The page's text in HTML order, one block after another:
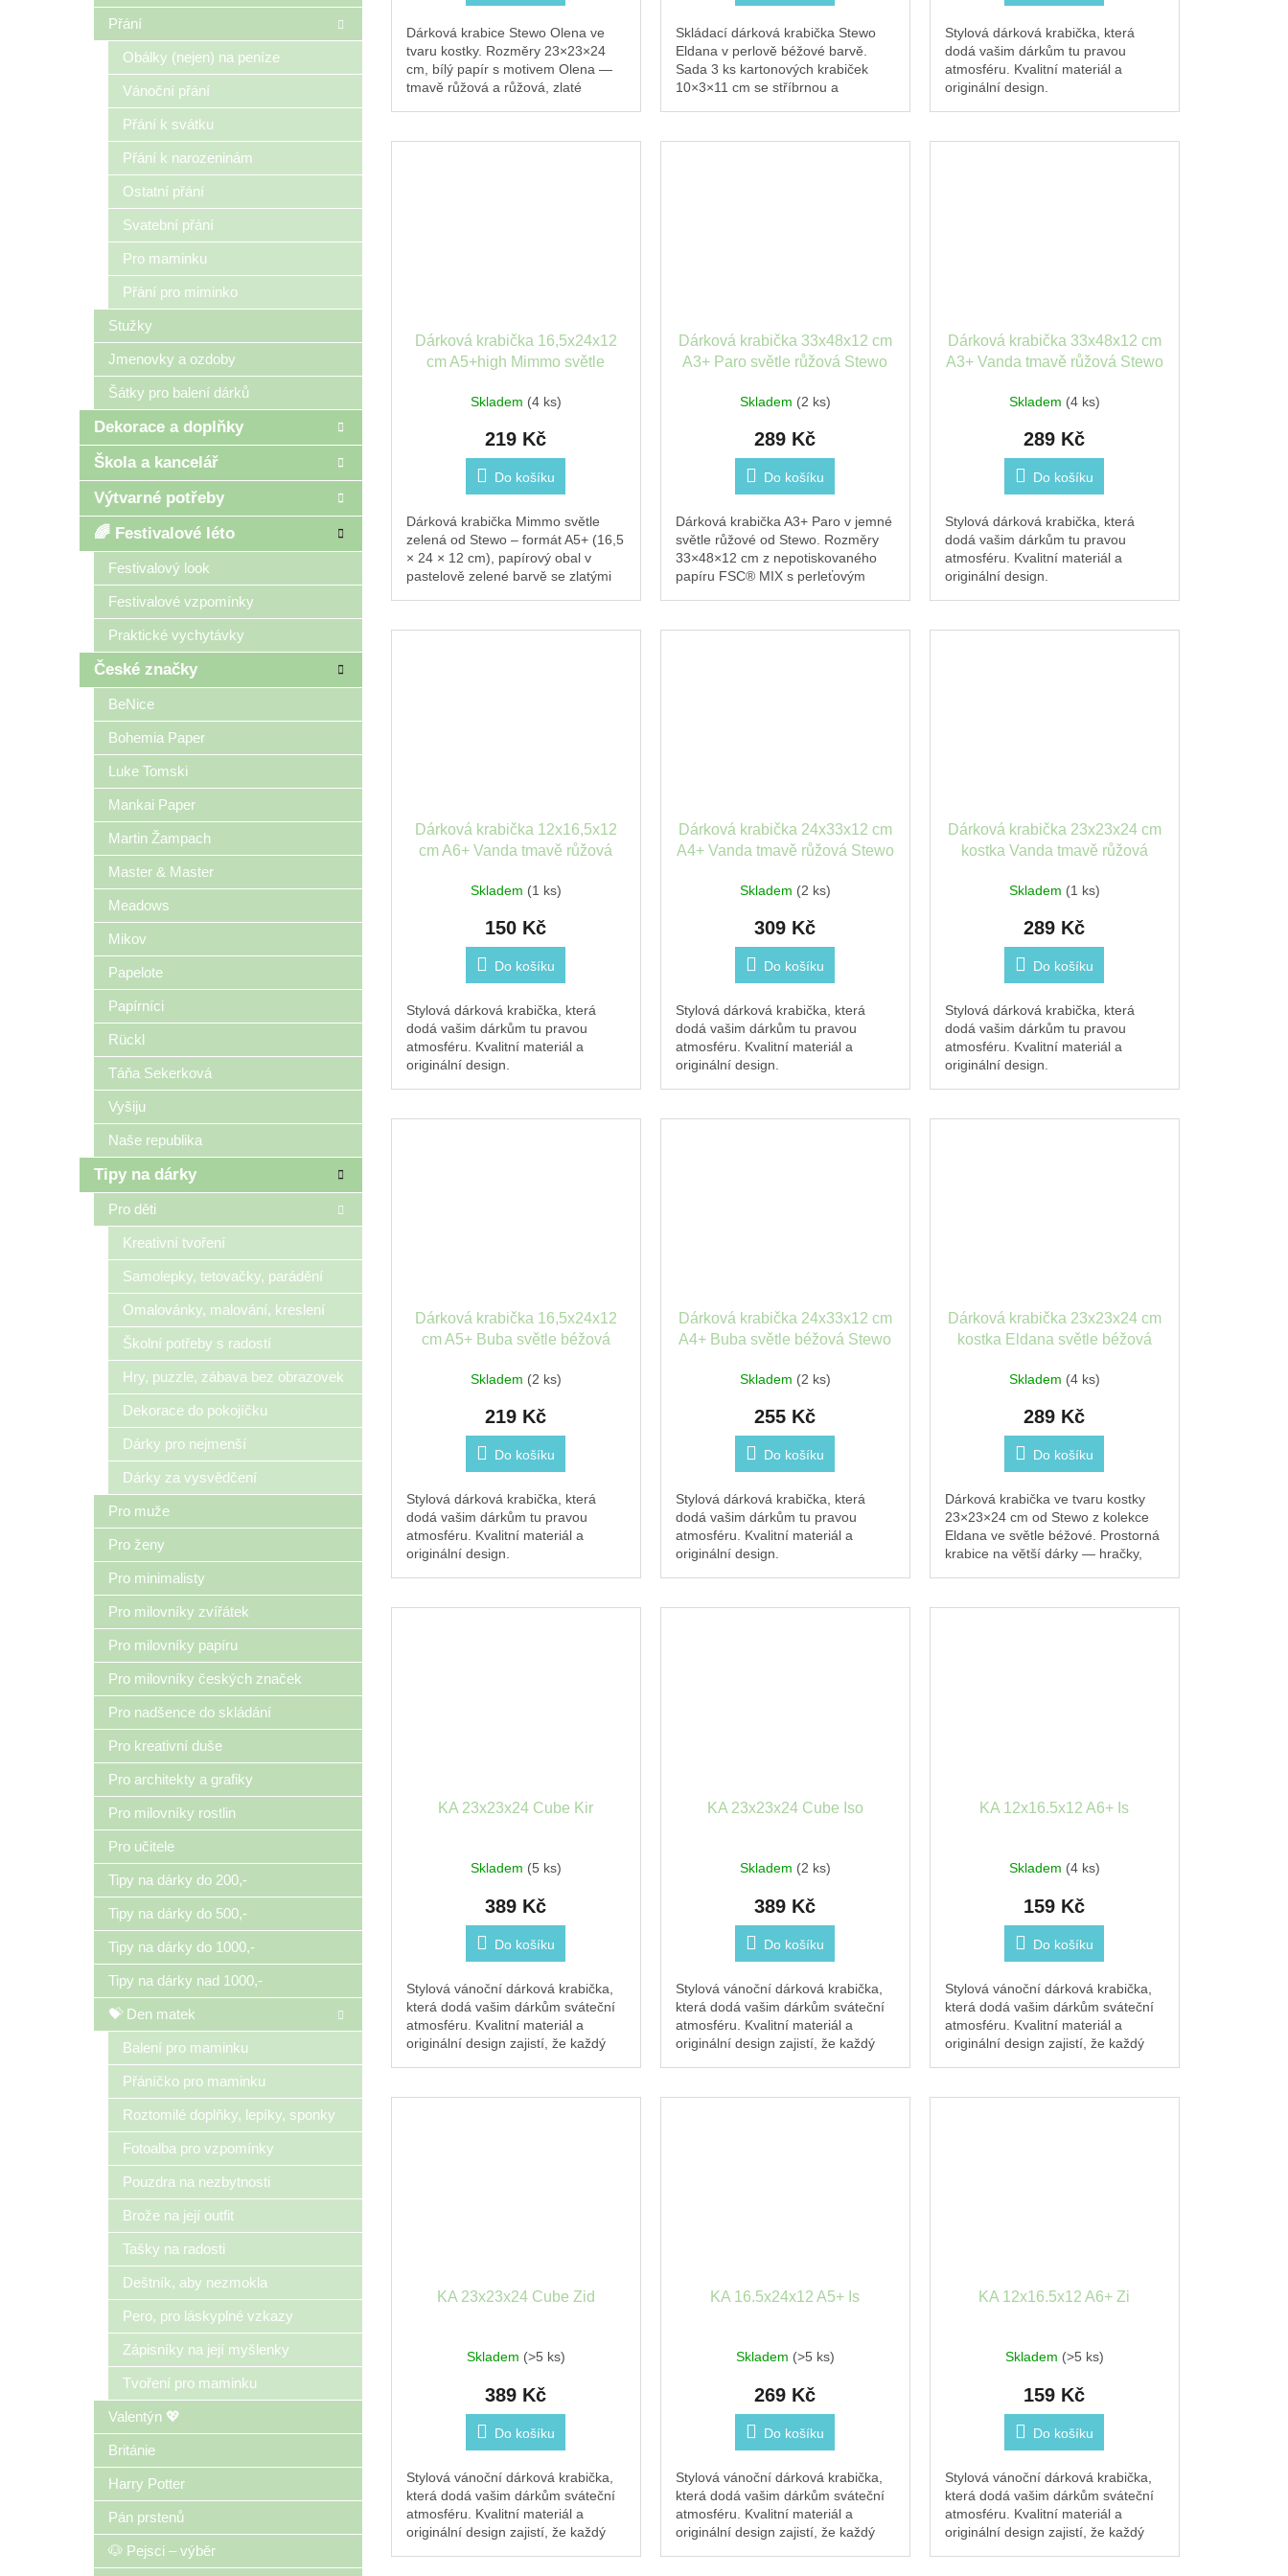
Přání
Obálky (nejen) na peníze
Vánoční přání
Přání k svátku
Přání k narozeninám
Ostatní přání
Svatební přání
Pro maminku
Přání pro miminko
Stužky
Jmenovky a ozdoby
Šátky pro balení dárků
Dekorace a doplňky
Škola a kancelář
Výtvarné potřeby
🌈 Festivalové léto
Festivalový look
Festivalové vzpomínky
Praktické vychytávky
České značky
BeNice
Bohemia Paper
Luke Tomski
Mankai Paper
Martin Žampach
Master & Master
Meadows
Mikov
Papelote
Papírníci
Rückl
Táňa Sekerková
Vyšiju
Naše republika
Tipy na dárky
Pro děti
Kreativní tvoření
Samolepky, tetovačky, parádění
Omalovánky, malování, kreslení
Školní potřeby s radostí
Hry, puzzle, zábava bez obrazovek
Dekorace do pokojíčku
Dárky pro nejmenší
Dárky za vysvědčení
Pro muže
Pro ženy
Pro minimalisty
Pro milovníky zvířátek
Pro milovníky papíru
Pro milovníky českých značek
Pro nadšence do skládání
Pro kreativní duše
Pro architekty a grafiky
Pro milovníky rostlin
Pro učitele
Tipy na dárky do 200,-
Tipy na dárky do 500,-
Tipy na dárky do 1000,-
Tipy na dárky nad 1000,-
💝 Den matek
Balení pro maminku
Přáníčko pro maminku
Roztomilé doplňky, lepíky, sponky
Fotoalba pro vzpomínky
Pouzdra na nezbytnosti
Brože na její outfit
Tašky na radosti
Deštník, aby nezmokla
Pero, pro láskyplné vzkazy
Zápisníky na její myšlenky
Tvoření pro maminku
Valentýn 💖
Británie
Harry Potter
Pán prstenů
🐶 Pejsci – výběr
Dárková krabice Stewo Olena ve
tvaru kostky. Rozměry 23×23×24
cm, bílý papír s motivem Olena —
tmavě růžová a růžová, zlaté
Skládací dárková krabička Stewo
Eldana v perlově béžové barvě.
Sada 3 ks kartonových krabiček
10×3×11 cm se stříbrnou a
Stylová dárková krabička, která
dodá vašim dárkům tu pravou
atmosféru. Kvalitní materiál a
originální design.
Dárková krabička 16,5x24x12
cm A5+high Mimmo světle
Skladem (4 ks)
219 Kč
Do košíku
Dárková krabička Mimmo světle
zelená od Stewo – formát A5+ (16,5
× 24 × 12 cm), papírový obal v
pastelově zelené barvě se zlatými
Dárková krabička 33x48x12 cm
A3+ Paro světle růžová Stewo
Skladem (2 ks)
289 Kč
Do košíku
Dárková krabička A3+ Paro v jemné
světle růžové od Stewo. Rozměry
33×48×12 cm z nepotiskovaného
papíru FSC® MIX s perleťovým
Dárková krabička 33x48x12 cm
A3+ Vanda tmavě růžová Stewo
Skladem (4 ks)
289 Kč
Do košíku
Stylová dárková krabička, která
dodá vašim dárkům tu pravou
atmosféru. Kvalitní materiál a
originální design.
Dárková krabička 12x16,5x12
cm A6+ Vanda tmavě růžová
Skladem (1 ks)
150 Kč
Do košíku
Stylová dárková krabička, která
dodá vašim dárkům tu pravou
atmosféru. Kvalitní materiál a
originální design.
Dárková krabička 24x33x12 cm
A4+ Vanda tmavě růžová Stewo
Skladem (2 ks)
309 Kč
Do košíku
Stylová dárková krabička, která
dodá vašim dárkům tu pravou
atmosféru. Kvalitní materiál a
originální design.
Dárková krabička 23x23x24 cm
kostka Vanda tmavě růžová
Skladem (1 ks)
289 Kč
Do košíku
Stylová dárková krabička, která
dodá vašim dárkům tu pravou
atmosféru. Kvalitní materiál a
originální design.
Dárková krabička 16,5x24x12
cm A5+ Buba světle béžová
Skladem (2 ks)
219 Kč
Do košíku
Stylová dárková krabička, která
dodá vašim dárkům tu pravou
atmosféru. Kvalitní materiál a
originální design.
Dárková krabička 24x33x12 cm
A4+ Buba světle béžová Stewo
Skladem (2 ks)
255 Kč
Do košíku
Stylová dárková krabička, která
dodá vašim dárkům tu pravou
atmosféru. Kvalitní materiál a
originální design.
Dárková krabička 23x23x24 cm
kostka Eldana světle béžová
Skladem (4 ks)
289 Kč
Do košíku
Dárková krabička ve tvaru kostky
23×23×24 cm od Stewo z kolekce
Eldana ve světle béžové. Prostorná
krabice na větší dárky — hračky,
KA 23x23x24 Cube Kir
Skladem (5 ks)
389 Kč
Do košíku
Stylová vánoční dárková krabička,
která dodá vašim dárkům sváteční
atmosféru. Kvalitní materiál a
originální design zajistí, že každý
KA 23x23x24 Cube Iso
Skladem (2 ks)
389 Kč
Do košíku
Stylová vánoční dárková krabička,
která dodá vašim dárkům sváteční
atmosféru. Kvalitní materiál a
originální design zajistí, že každý
KA 12x16.5x12 A6+ Is
Skladem (4 ks)
159 Kč
Do košíku
Stylová vánoční dárková krabička,
která dodá vašim dárkům sváteční
atmosféru. Kvalitní materiál a
originální design zajistí, že každý
KA 23x23x24 Cube Zid
Skladem (>5 ks)
389 Kč
Do košíku
Stylová vánoční dárková krabička,
která dodá vašim dárkům sváteční
atmosféru. Kvalitní materiál a
originální design zajistí, že každý
KA 16.5x24x12 A5+ Is
Skladem (>5 ks)
269 Kč
Do košíku
Stylová vánoční dárková krabička,
která dodá vašim dárkům sváteční
atmosféru. Kvalitní materiál a
originální design zajistí, že každý
KA 12x16.5x12 A6+ Zi
Skladem (>5 ks)
159 Kč
Do košíku
Stylová vánoční dárková krabička,
která dodá vašim dárkům sváteční
atmosféru. Kvalitní materiál a
originální design zajistí, že každý